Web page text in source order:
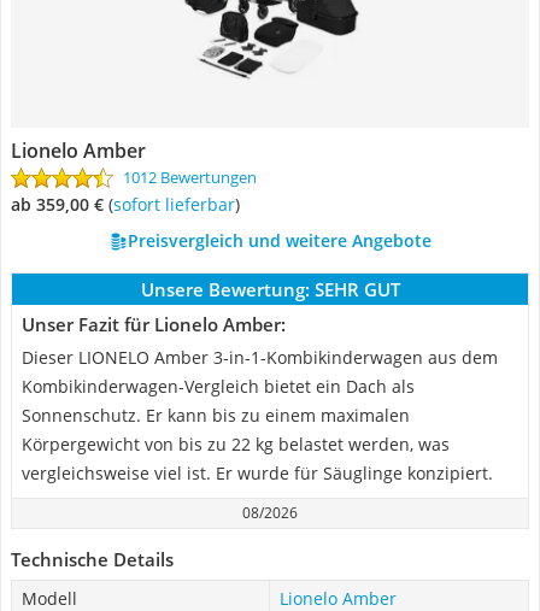
Lionelo Amber
1012 Bewertungen
ab 359,00 € ( Sofort lieferbar)
Preisvergleich und weitere Angebote
Unsere Bewertung: SEHR GUT
Unser Fazit für Lionelo Amber:
Dieser LIONELO Amber 3-in-1-Kombikinderwagen aus dem
Kombikinderwagen-Vergleich bietet ein Dach als
Sonnenschutz. Er kann bis zu einem maximalen
Körpergewicht von bis zu 22 kg belastet werden, was
vergleichsweise viel ist. Er wurde für Säuglinge konzipiert.
08/2026
Technische Details
Modell
Lionelo Amber